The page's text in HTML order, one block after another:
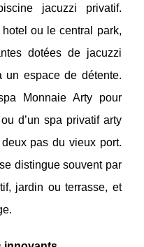
jacuzzi privatif.
ou le central park,
dotées de jacuzzi
un espace de détente.
Monnaie Arty pour
d’un spa privatif arty
pas du vieux port.
distingue souvent par
jardin ou terrasse, et